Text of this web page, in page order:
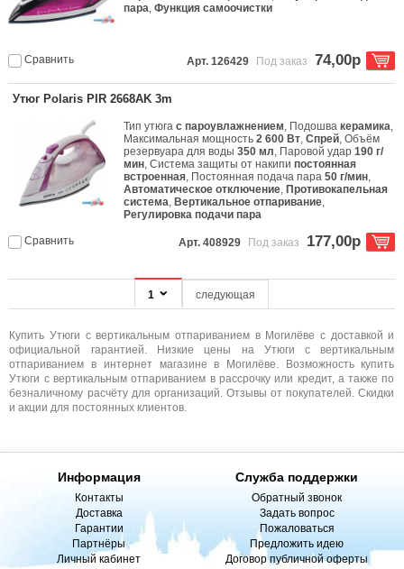
Купить Утюги с вертикальным отпариванием в Могилёве с доставкой и
официальной гарантией. Низкие цены на Утюги с вертикальным
отпариванием в интернет магазине в Могилёве. Возможность купить
Утюги с вертикальным отпариванием в рассрочку или кредит, а также по
безналичному расчёту для организаций. Отзывы от покупателей. Скидки
и акции для постоянных клиентов.
пара,Функция самоочистки
Сравнить Арт. 126429 Под заказ 74,00р
Утюг Polaris PIR 2668AK 3m
Тип утюгас пароувлажнением, Подошвакерамика,
Максимальная мощность2 600 Вт,Спрей, Объём
резервуара для воды350 мл, Паровой удар190 г/
мин, Система защиты от накипипостоянная
встроенная, Постоянная подача пара50 г/мин,
Автоматическое отключение, Противокапельная
система, Вертикальное отпаривание,
Регулировка подачи пара
Сравнить Арт. 408929 Под заказ 177,00р
1 следующая
Информация
Контакты
Доставка
Гарантии
Партнёры
Личный кабинет
Служба поддержки
Обратный звонок
Задать вопрос
Пожаловаться
Предложить идею
Договор публичной оферты